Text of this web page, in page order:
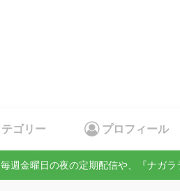
ゴリー プロフィール
週金曜日の夜の定期配信や、『ナガ